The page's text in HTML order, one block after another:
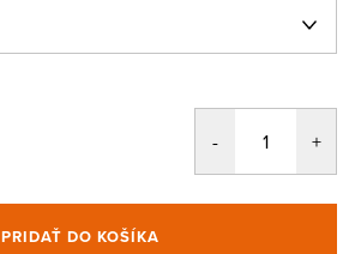
PRIDAŤ DO KOŠÍKA